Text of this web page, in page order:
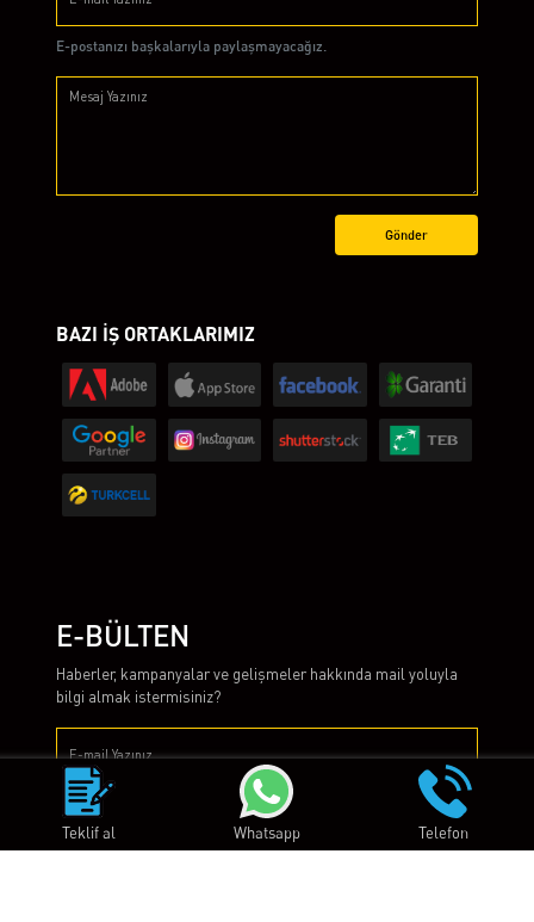
Teklif al Whatsapp Telefon
E-postanızı başkalarıyla paylaşmayacağız.
Gönder
BAZI İŞ ORTAKLARIMIZ
E-BÜLTEN
Haberler, kampanyalar ve gelişmeler hakkında mail yoluyla
bilgi almak istermisiniz?